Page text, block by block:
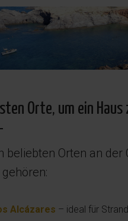
Orte, um ein
beliebten Orten an der
Alcázares – ideal für